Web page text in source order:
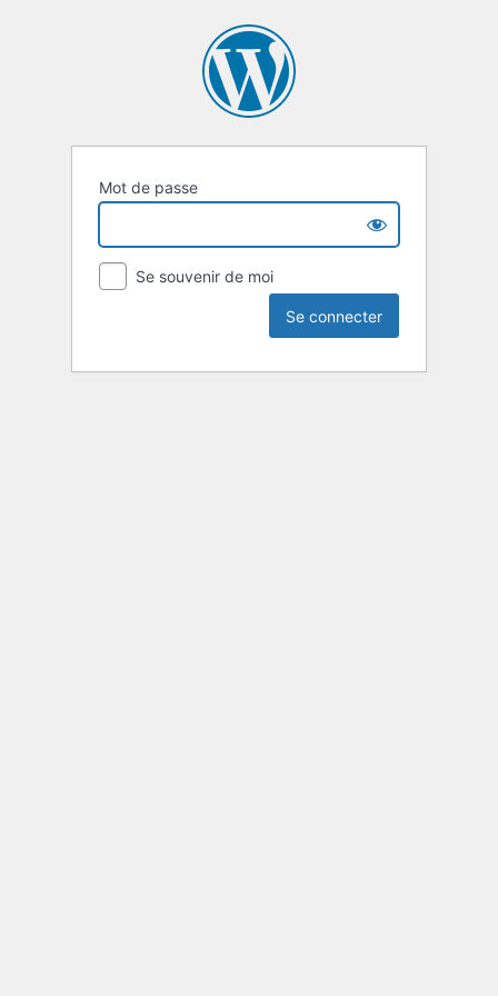
Mot de passe
Se souvenir de moi